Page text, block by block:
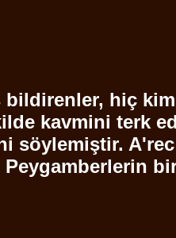
hiç
kavmini terk
söylemiştir. A'rec